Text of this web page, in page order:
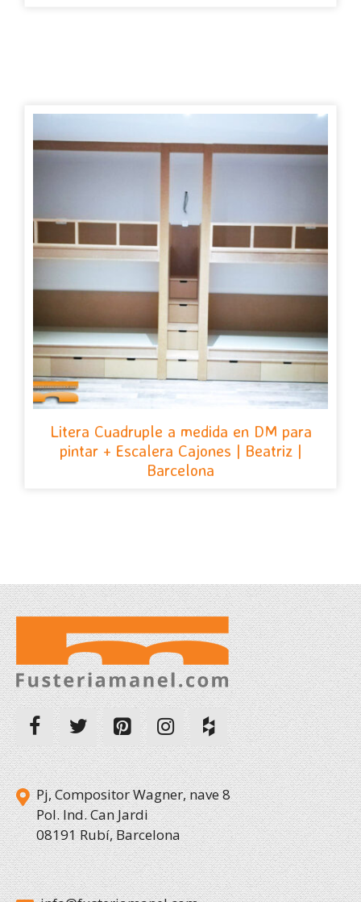
Litera Cuadruple a medida en DM para
pintar + Escalera Cajones | Beatriz |
Barcelona
Pj, Compositor Wagner, nave 8
Pol. Ind. Can Jardi
08191 Rubí, Barcelona